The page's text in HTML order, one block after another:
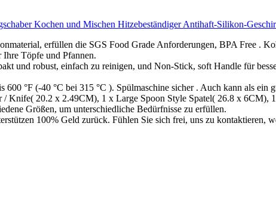
Kochen und Mischen Hitzebeständiger Antihaft-Silikon-
erfüllen die SGS Food Grade Anforderungen, BPA Free .
Töpfe und Pfannen.
und robust, einfach zu reinigen, und Non-Stick, soft Handle für
°F (-40 °C bei 315 °C ). Spülmaschine sicher . Auch kann als ein
/ Knife( 20.2 x 2.49CM), 1 x Large Spoon Style Spatel( 26.8 x
Größen, um unterschiedliche Bedürfnisse zu erfüllen.
100% Geld zurück. Fühlen Sie sich frei, uns zu kontaktieren,